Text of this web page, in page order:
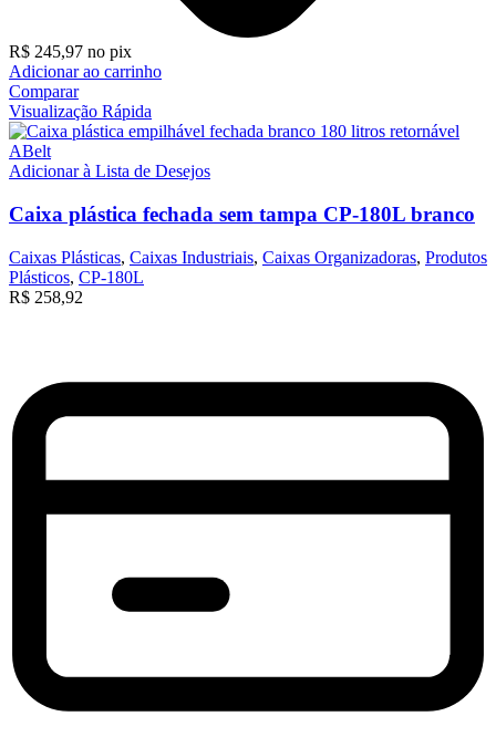
R$ 245,97 no pix
Adicionar ao carrinho
Comparar
Visualização Rápida
Adicionar à Lista de Desejos
Caixa plástica fechada sem tampa CP-180L branco
Caixas Plásticas, Caixas Industriais, Caixas Organizadoras, Produtos
Plásticos, CP-180L
R$ 258,92